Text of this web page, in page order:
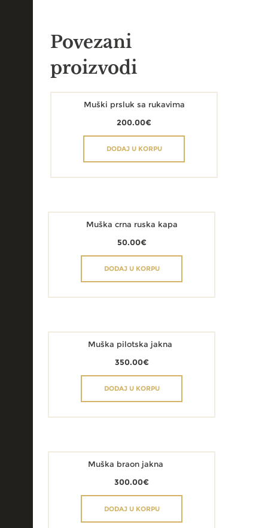
Povezani
proizvodi
Muški prsluk sa rukavima
200.00€
DODAJ U KORPU
Muška crna ruska kapa
50.00€
DODAJ U KORPU
Muška pilotska jakna
350.00€
DODAJ U KORPU
Muška braon jakna
300.00€
DODAJ U KORPU